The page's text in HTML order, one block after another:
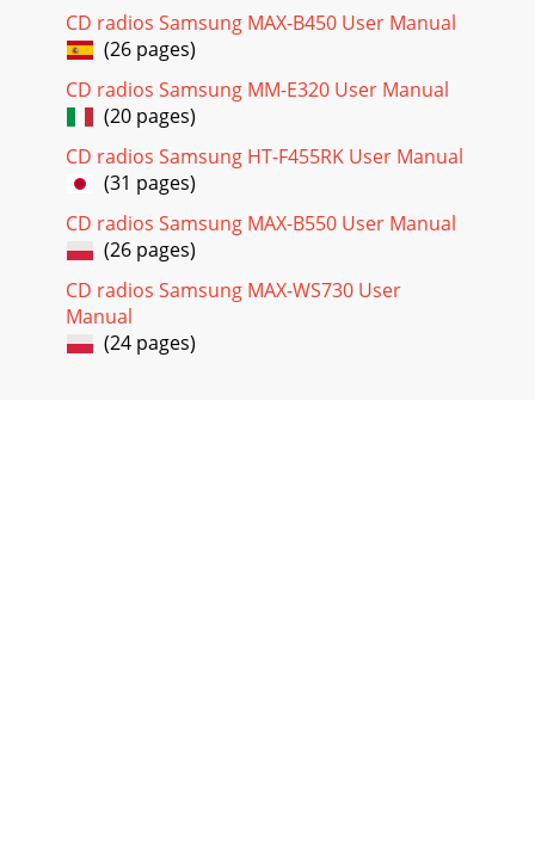
CD radios Samsung MAX-B450 User Manual
(26 pages)
CD radios Samsung MM-E320 User Manual
(20 pages)
CD radios Samsung HT-F455RK User Manual
(31 pages)
CD radios Samsung MAX-B550 User Manual
(26 pages)
CD radios Samsung MAX-WS730 User
Manual
(24 pages)